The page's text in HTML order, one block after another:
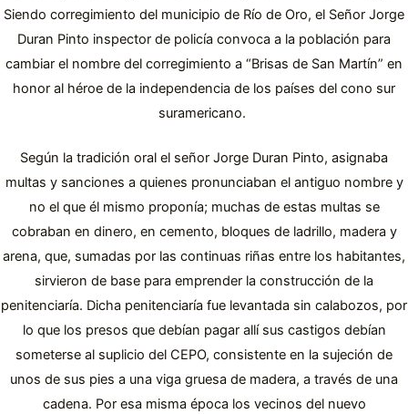
Siendo corregimiento del municipio de Río de Oro, el Señor Jorge
Duran Pinto inspector de policía convoca a la población para
cambiar el nombre del corregimiento a “Brisas de San Martín” en
honor al héroe de la independencia de los países del cono sur
suramericano.
Según la tradición oral el señor Jorge Duran Pinto, asignaba
multas y sanciones a quienes pronunciaban el antiguo nombre y
no el que él mismo proponía; muchas de estas multas se
cobraban en dinero, en cemento, bloques de ladrillo, madera y
arena, que, sumadas por las continuas riñas entre los habitantes,
sirvieron de base para emprender la construcción de la
penitenciaría. Dicha penitenciaría fue levantada sin calabozos, por
lo que los presos que debían pagar allí sus castigos debían
someterse al suplicio del CEPO, consistente en la sujeción de
unos de sus pies a una viga gruesa de madera, a través de una
cadena. Por esa misma época los vecinos del nuevo